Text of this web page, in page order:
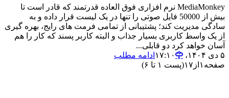
MediaMonkey نرم افزاری فوق العاده قدرتمند که قادر است تا
بیش از 50000 فایل صوتی را تنها در یک لیست قرار داده و به
سادگی مدیریت کند؛ پشتیبانی از تمامی فرمت های رایج، بهره گیری
از یک واسط کاربری بسیار جذاب و البته کاربر پسند که کار را هم
آسان خواهد کرد دو قابلی...
۵ دی ۱۴۰۴،‏ ۱۷:۱۰
ادامه مطلب
صفحه ۱ از ۱۷(پست ۱ تا ۶)